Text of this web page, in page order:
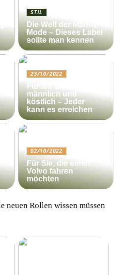
STIL
Die Welt der Männer-
Mode – Dieses Label
sollte man kennen
23/10/2022
Fühlen Sie sich
männlich und
köstlich – Jeder
kann es erreichen
02/10/2022
Für Sie, die einen
Volvo fahren
möchten
neuen Rollen wissen müssen